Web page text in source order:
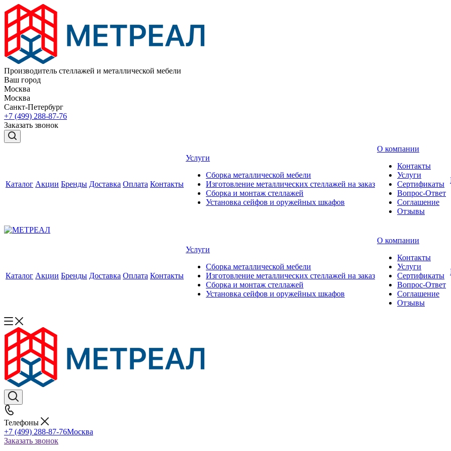
Производитель стеллажей и металлической мебели
Ваш город
Москва
Москва
Санкт-Петербург
+7 (499) 288-87-76
Заказать звонок
Каталог Акции Бренды Доставка Оплата Контакты
Услуги
Сборка металлической мебели
Изготовление металлических стеллажей на заказ
Сборка и монтаж стеллажей
Установка сейфов и оружейных шкафов
О компании
Контакты
Услуги
Сертификаты
Вопрос-Ответ
Соглашение
Отзывы
Каталог Акции Бренды Доставка Оплата Контакты
Услуги
Сборка металлической мебели
Изготовление металлических стеллажей на заказ
Сборка и монтаж стеллажей
Установка сейфов и оружейных шкафов
О компании
Контакты
Услуги
Сертификаты
Вопрос-Ответ
Соглашение
Отзывы
Телефоны
+7 (499) 288-87-76Москва
Заказать звонок